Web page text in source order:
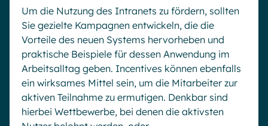
Um die Nutzung des Intranets zu fördern, sollten
Sie gezielte Kampagnen entwickeln, die die
Vorteile des neuen Systems hervorheben und
praktische Beispiele für dessen Anwendung im
Arbeitsalltag geben. Incentives können ebenfalls
ein wirksames Mittel sein, um die Mitarbeiter zur
aktiven Teilnahme zu ermutigen. Denkbar sind
hierbei Wettbewerbe, bei denen die aktivsten